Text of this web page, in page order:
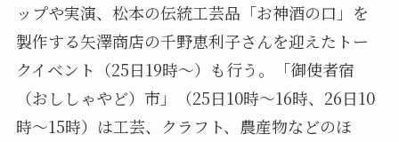
ップや実演、松本の伝統工芸品「お神酒の口」を
製作する矢澤商店の千野恵利子さんを迎えたトー
クイベント（25日19時～）も行う。「御使者宿
（おししゃやど）市」（25日10時～16時、26日10
時～15時）は工芸、クラフト、農産物などのほ